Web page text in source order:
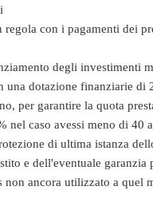
con i pagamenti dei
degli investimenti
una dotazione finanziarie di
per garantire la quota
nel caso avessi meno di 40
di ultima istanza
e dell'eventuale garanzia
non ancora utilizzato a quel